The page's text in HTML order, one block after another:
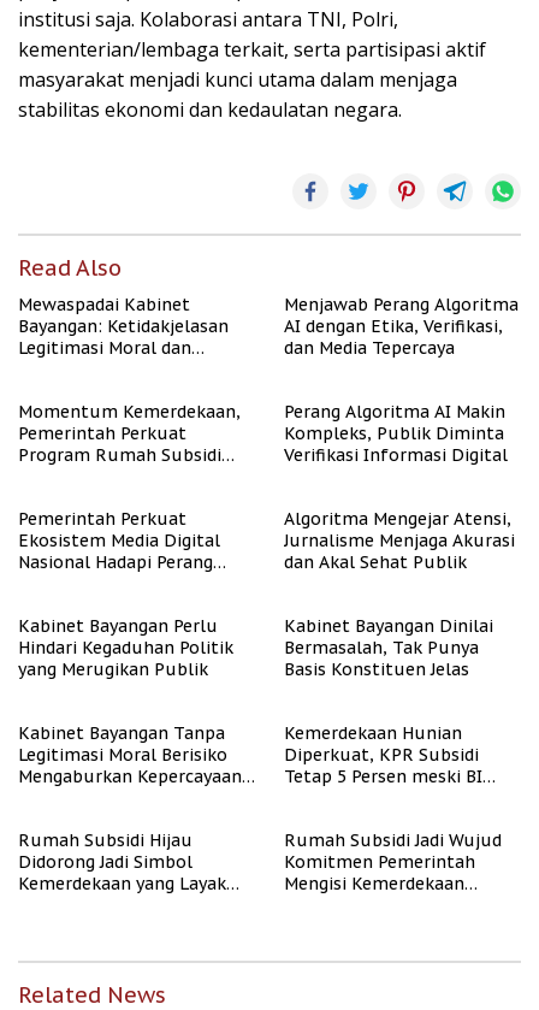
institusi saja. Kolaborasi antara TNI, Polri,
kementerian/lembaga terkait, serta partisipasi aktif
masyarakat menjadi kunci utama dalam menjaga
stabilitas ekonomi dan kedaulatan negara.
Read Also
Mewaspadai Kabinet
Bayangan: Ketidakjelasan
Legitimasi Moral dan
Menjawab Perang Algoritma
AI dengan Etika, Verifikasi,
dan Media Tepercaya
Momentum Kemerdekaan,
Pemerintah Perkuat
Program Rumah Subsidi
Perang Algoritma AI Makin
Kompleks, Publik Diminta
Verifikasi Informasi Digital
Pemerintah Perkuat
Ekosistem Media Digital
Nasional Hadapi Perang
Algoritma Mengejar Atensi,
Jurnalisme Menjaga Akurasi
dan Akal Sehat Publik
Kabinet Bayangan Perlu
Hindari Kegaduhan Politik
yang Merugikan Publik
Kabinet Bayangan Dinilai
Bermasalah, Tak Punya
Basis Konstituen Jelas
Kabinet Bayangan Tanpa
Legitimasi Moral Berisiko
Mengaburkan Kepercayaan
Kemerdekaan Hunian
Diperkuat, KPR Subsidi
Tetap 5 Persen meski BI
Rumah Subsidi Hijau
Didorong Jadi Simbol
Kemerdekaan yang Layak
Rumah Subsidi Jadi Wujud
Komitmen Pemerintah
Mengisi Kemerdekaan
Related News